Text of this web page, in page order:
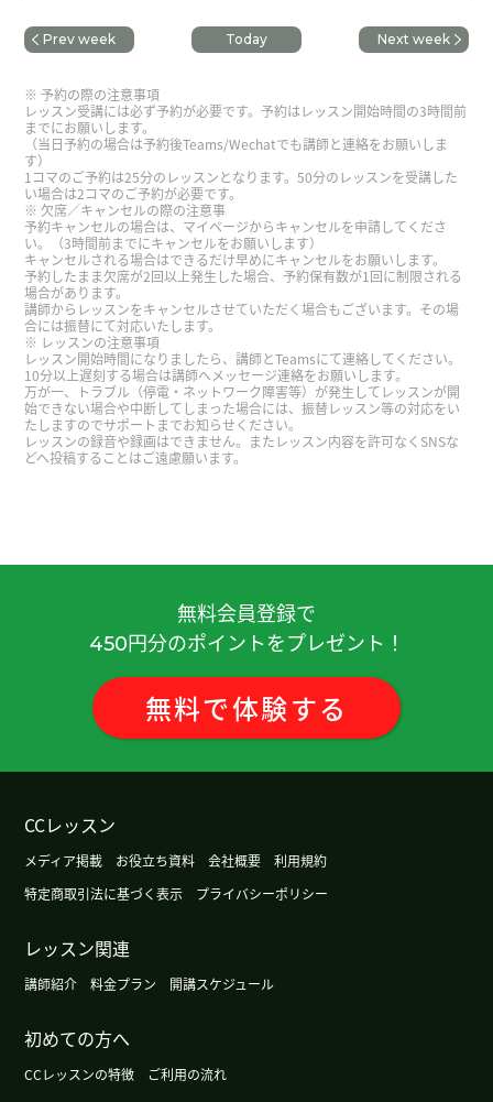
谢谢你，我学到了很多
通过准备婚礼的期间，能理解伙伴的价值观。但有
的时候发生争吵，哈哈哈。 ( 男性 )
这次的行程有点紧，看烟花的时候终于松了一口气
呢。回家的路上堵车有点辛苦。但是孩子们都满意
参观烟花大会，所以挺值得。( 40代 男性 )
谢谢老师！你总是很亲切地教我学习😄请您帮助我
练习说汉语。下次见～。
太谢谢你了！るい老师的课很有趣，很容易明白，
然后我学到了很多。期待下次见！ ( 20代 女性 )
你很親切, 跟你聊天很輕鬆, 我也開心認識你. 我們下
谢谢您帮我写我不懂的单词，帮我写我不会讲的拼
是真的感谢您。您已经知道学生的需求。您没有不
礼貌，反正是很有礼貌的。希望继续跟您在一起学
习中文。希望找到您开放的上课课程。那期待下次
见，谢谢！
( 男性 )
来日本时候。期待下次的课。谢谢您！！
初めてのレッスンありがとうございました。これ
我不太会发四声。( 50代 男性 )
Prev week Today Next week
予約の際の注意事項
レッスン受講には必ず予約が必要です。予約はレッスン開始時間の3時間前
までにお願いします。
（当日予約の場合は予約後Teams/Wechatでも講師と連絡をお願いしま
す）
1コマのご予約は25分のレッスンとなります。50分のレッスンを受講した
い場合は2コマのご予約が必要です。
欠席／キャンセルの際の注意事
予約キャンセルの場合は、マイページからキャンセルを申請してくださ
い。（3時間前までにキャンセルをお願いします）
キャンセルされる場合はできるだけ早めにキャンセルをお願いします。
予約したまま欠席が2回以上発生した場合、予約保有数が1回に制限される
場合があります。
講師からレッスンをキャンセルさせていただく場合もございます。その場
合には振替にて対応いたします。
レッスンの注意事項
レッスン開始時間になりましたら、講師とTeamsにて連絡してください。
10分以上遅刻する場合は講師へメッセージ連絡をお願いします。
万が一、トラブル（停電・ネットワーク障害等）が発生してレッスンが開
始できない場合や中断してしまった場合には、振替レッスン等の対応をい
たしますのでサポートまでお知らせください。
レッスンの録音や録画はできません。またレッスン内容を許可なくSNSな
どへ投稿することはご遠慮願います。
無料会員登録で
450円分のポイントをプレゼント！
無料で体験する
CCレッスン
メディア掲載 お役立ち資料 会社概要
利用規約
特定商取引法に基づく表示
プライバシーポリシー
レッスン関連
講師紹介 料金プラン 開講スケジュール
初めての方へ
CCレッスンの特徴 ご利用の流れ